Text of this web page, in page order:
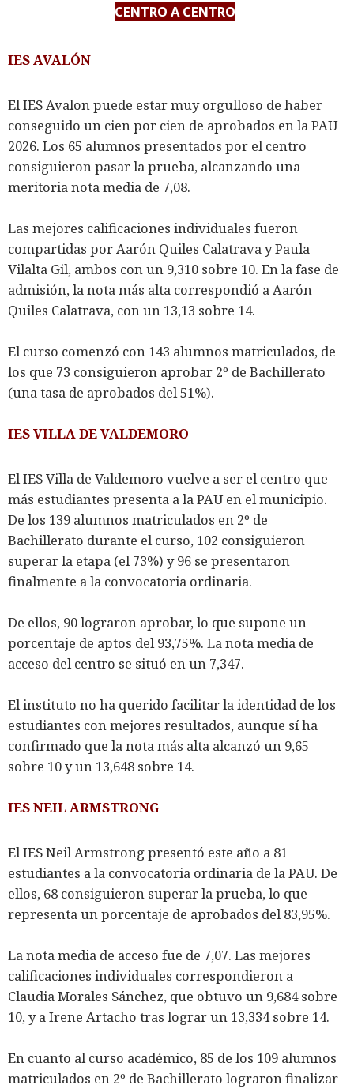
CENTRO A CENTRO
IES AVALÓN
El IES Avalon puede estar muy orgulloso de haber
conseguido un cien por cien de aprobados en la PAU
2026. Los 65 alumnos presentados por el centro
consiguieron pasar la prueba, alcanzando una
meritoria nota media de 7,08.
Las mejores calificaciones individuales fueron
compartidas por Aarón Quiles Calatrava y Paula
Vilalta Gil, ambos con un 9,310 sobre 10. En la fase de
admisión, la nota más alta correspondió a Aarón
Quiles Calatrava, con un 13,13 sobre 14.
El curso comenzó con 143 alumnos matriculados, de
los que 73 consiguieron aprobar 2º de Bachillerato
(una tasa de aprobados del 51%).
IES VILLA DE VALDEMORO
El IES Villa de Valdemoro vuelve a ser el centro que
más estudiantes presenta a la PAU en el municipio.
De los 139 alumnos matriculados en 2º de
Bachillerato durante el curso, 102 consiguieron
superar la etapa (el 73%) y 96 se presentaron
finalmente a la convocatoria ordinaria.
De ellos, 90 lograron aprobar, lo que supone un
porcentaje de aptos del 93,75%. La nota media de
acceso del centro se situó en un 7,347.
El instituto no ha querido facilitar la identidad de los
estudiantes con mejores resultados, aunque sí ha
confirmado que la nota más alta alcanzó un 9,65
sobre 10 y un 13,648 sobre 14.
IES NEIL ARMSTRONG
El IES Neil Armstrong presentó este año a 81
estudiantes a la convocatoria ordinaria de la PAU. De
ellos, 68 consiguieron superar la prueba, lo que
representa un porcentaje de aprobados del 83,95%.
La nota media de acceso fue de 7,07. Las mejores
calificaciones individuales correspondieron a
Claudia Morales Sánchez, que obtuvo un 9,684 sobre
10, y a Irene Artacho tras lograr un 13,334 sobre 14.
En cuanto al curso académico, 85 de los 109 alumnos
matriculados en 2º de Bachillerato lograron finalizar